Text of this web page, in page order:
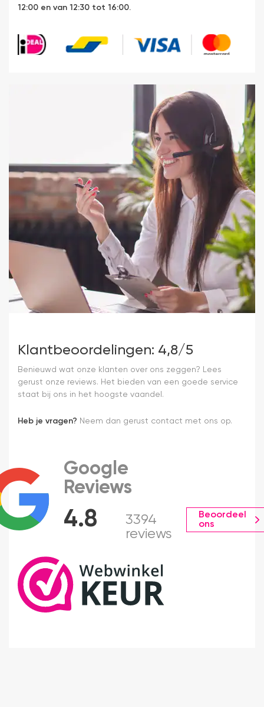
12:00 en van 12:30 tot 16:00.
Klantbeoordelingen: 4,8/5
Benieuwd wat onze klanten over ons zeggen? Lees
gerust onze reviews. Het bieden van een goede service
staat bij ons in het hoogste vaandel.
Heb je vragen? Neem dan gerust contact met ons op.
4.8
Google
Reviews
3394
reviews
Beoordeel
ons